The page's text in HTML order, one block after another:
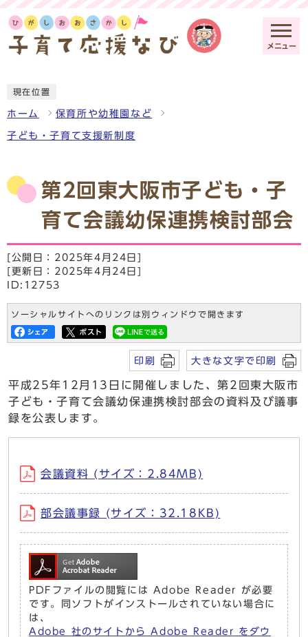
メニュー
現在位置
ホーム 保育所や幼稚園など
子ども・子育て支援新制度
第2回東大阪市子ども・子
育て会議幼保連携検討部会
[公開日：2025年4月24日]
[更新日：2025年4月24日]
ID:12753
ソーシャルサイトへのリンクは別ウィンドウで開きます
印刷 大きな文字で印刷
平成25年12月13日に開催しました、第2回東大阪市
子ども・子育て会議幼保連携検討部会の資料及び議事
録を公表します。
会議資料 (サイズ：2.84MB)
部会議事録 (サイズ：32.18KB)
PDFファイルの閲覧には Adobe Reader が必要
です。同ソフトがインストールされていない場合に
は、
Adobe 社のサイトから Adobe Reader をダウ